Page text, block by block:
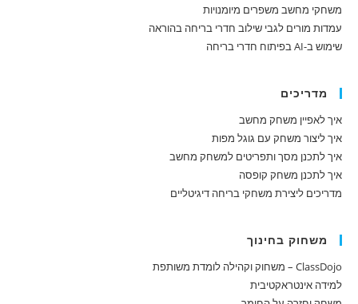
משחקי מחשב משפרים מיומנויות
עמדות מורים לגבי שילוב חדרי בריחה בהוראה
שימוש ב-AI בפיתוח חדרי בריחה
מדריכים
איך לאפיין משחק מחשב
איך ליצור משחק עם גוגל מפות
איך לתכנן מסך ותפריטים למשחק מחשב
איך לתכנן משחק קופסה
מדריכים ליצירת משחקי בריחה דיגיטליים
משחוק בחינוך
ClassDojo – משחוק וקהילה לומדת משותפת
למידה אינטראקטיבית